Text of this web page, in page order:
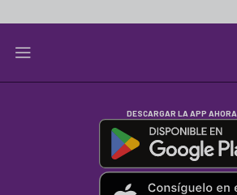
DESCARGAR LA APP AHORA